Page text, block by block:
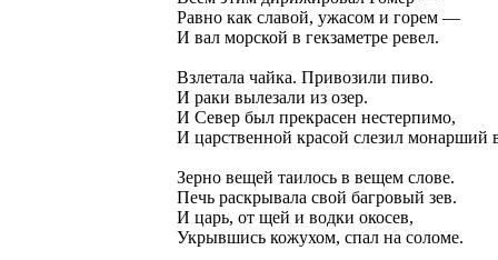
Равно как славой, ужасом и горем —
И вал морской в гекзаметре ревел.
Взлетала чайка. Привозили пиво.
И раки вылезали из озер.
И Север был прекрасен нестерпимо,
И царственной красой слезил монарший
Зерно вещей таилось в вещем слове.
Печь раскрывала свой багровый зев.
И царь, от щей и водки окосев,
Укрывшись кожухом, спал на соломе.